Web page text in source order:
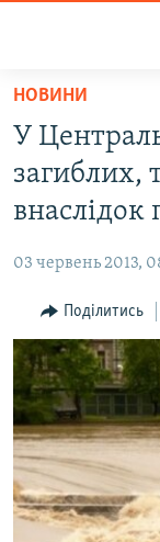
Перейти
основного
матеріалу
до
основної
навігації
Перейти
до
пошуку
ВОДА.КРИМ
ВІДЕО ТА ФОТО
БЛОГИ
ПОГЛЯД
ІНТЕРВ'Ю
ВСЕ ЗА ДЕНЬ
СПЕЦПРОЕКТИ
ДЕПОРТАЦІЯ
ВІДЕОУРОКИ
ЯК ОБІЙТИ
Русский
НОВИНИ
У
загиблих,
внаслідок
03 червень 2013,
Поділитись